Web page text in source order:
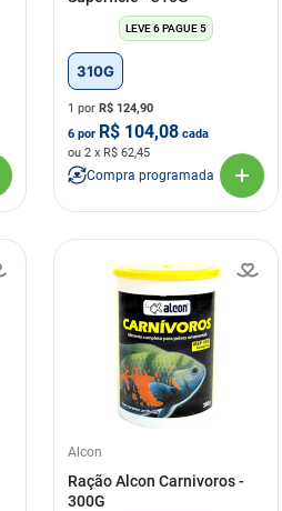
LEVE 6 PAGUE 5
310G
1 porR$ 124,90
6 por R$ 104,08 cada
ou2 x R$62,45
Compra programada
Alcon
Ração Alcon Carnivoros -
300G